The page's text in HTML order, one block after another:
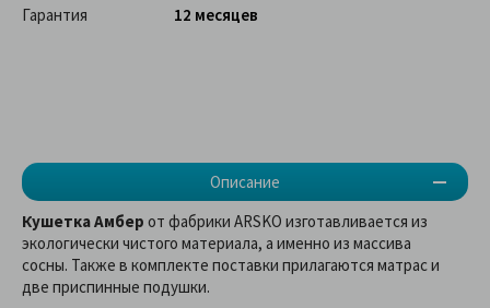
Описание
Гарантия
12 месяцев
Кушетка Амбер от фабрики ARSKO изготавливается из
экологически чистого материала, а именно из массива
сосны. Также в комплекте поставки прилагаются матрас и
две приспинные подушки.